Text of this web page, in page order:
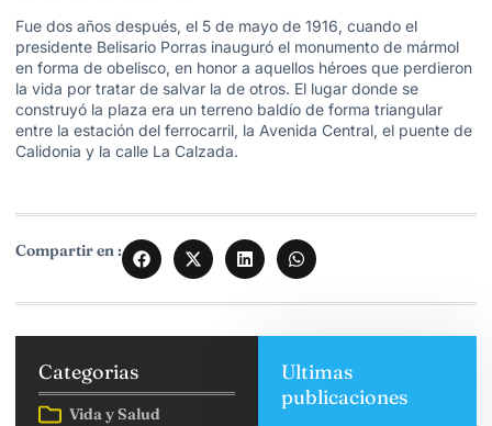
Fue dos años después, el 5 de mayo de 1916, cuando el
presidente Belisario Porras inauguró el monumento de mármol
en forma de obelisco, en honor a aquellos héroes que perdieron
la vida por tratar de salvar la de otros. El lugar donde se
construyó la plaza era un terreno baldío de forma triangular
entre la estación del ferrocarril, la Avenida Central, el puente de
Calidonia y la calle La Calzada.
Compartir en :
Categorias
Vida y Salud
Ultimas
publicaciones